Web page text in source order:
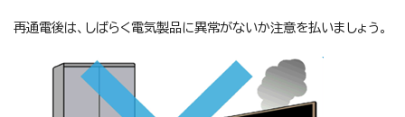
再通電後は、しばらく電気製品に異常がないか注意を払いましょう。